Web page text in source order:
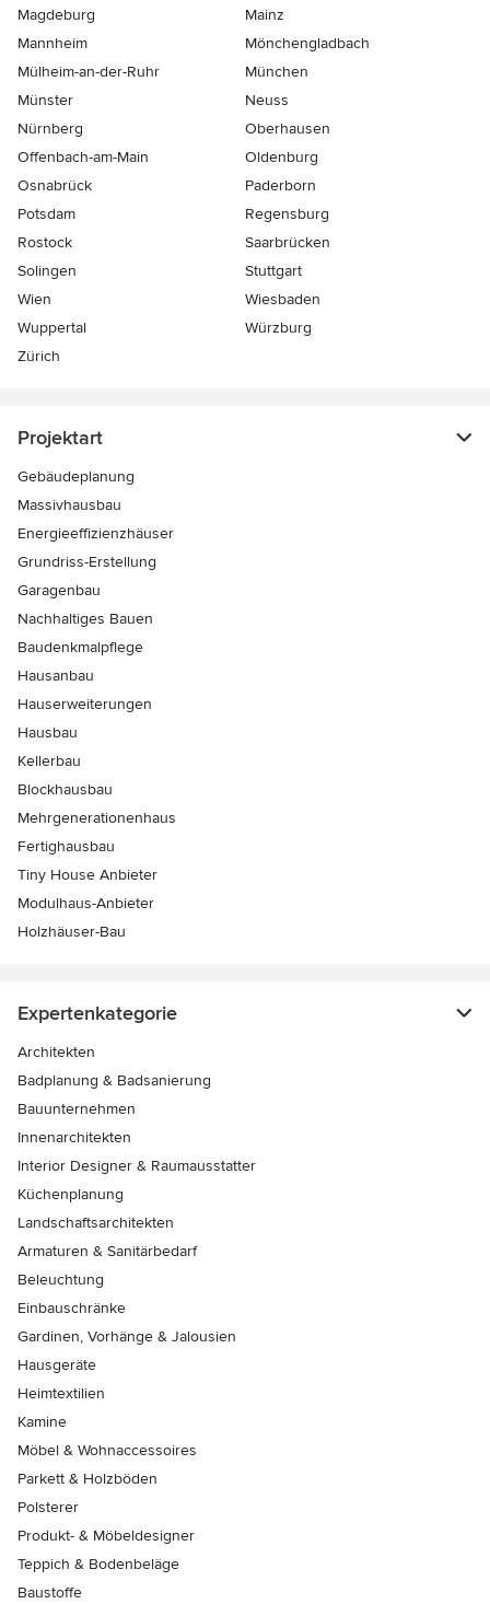
Magdeburg
Mainz
Mannheim
Mönchen­gladbach
Mülheim-an-der-Ruhr
München
Münster
Neuss
Nürnberg
Oberhausen
Offenbach-am-Main
Oldenburg
Osnabrück
Paderborn
Potsdam
Regensburg
Rostock
Saarbrücken
Solingen
Stuttgart
Wien
Wiesbaden
Wuppertal
Würzburg
Zürich
Projektart
Gebäudeplanung
Massivhausbau
Energieeffizienzhäuser
Grundriss-Erstellung
Garagenbau
Nachhaltiges Bauen
Baudenkmalpflege
Hausanbau
Hauserweiterungen
Hausbau
Kellerbau
Blockhausbau
Mehrgenerationenhaus
Fertighausbau
Tiny House Anbieter
Modulhaus-Anbieter
Holzhäuser-Bau
Expertenkategorie
Architekten
Badplanung & Badsanierung
Bauunternehmen
Innenarchitekten
Interior Designer & Raumausstatter
Küchenplanung
Landschaftsarchitekten
Armaturen & Sanitärbedarf
Beleuchtung
Einbauschränke
Gardinen, Vorhänge & Jalousien
Hausgeräte
Heimtextilien
Kamine
Möbel & Wohnaccessoires
Parkett & Holzböden
Polsterer
Produkt- & Möbeldesigner
Teppich & Bodenbeläge
Baustoffe